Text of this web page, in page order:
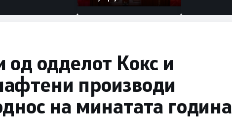
од одделот Кокс и
производи
на минатата година